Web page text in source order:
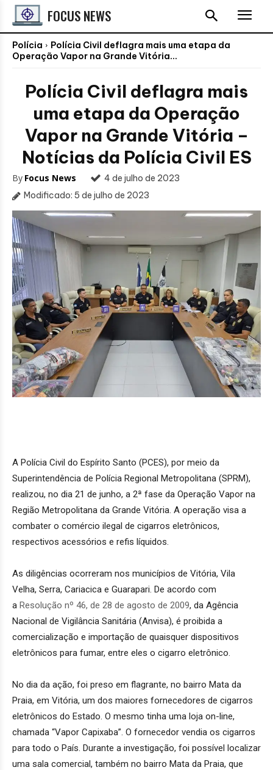
FOCUS NEWS
Polícia
Polícia Civil deflagra mais uma etapa da
Operação Vapor na Grande Vitória...
Polícia Civil deflagra mais
uma etapa da Operação
Vapor na Grande Vitória –
Notícias da Polícia Civil ES
By Focus News
4 de julho de 2023
Modificado: 5 de julho de 2023
A Polícia Civil do Espírito Santo (PCES), por meio da
Superintendência de Polícia Regional Metropolitana (SPRM),
realizou, no dia 21 de junho, a 2ª fase da Operação Vapor na
Região Metropolitana da Grande Vitória. A operação visa a
combater o comércio ilegal de cigarros eletrônicos,
respectivos acessórios e refis líquidos.
As diligências ocorreram nos municípios de Vitória, Vila
Velha, Serra, Cariacica e Guarapari. De acordo com
a Resolução nº 46, de 28 de agosto de 2009, da Agência
Nacional de Vigilância Sanitária (Anvisa), é proibida a
comercialização e importação de quaisquer dispositivos
eletrônicos para fumar, entre eles o cigarro eletrônico.
No dia da ação, foi preso em flagrante, no bairro Mata da
Praia, em Vitória, um dos maiores fornecedores de cigarros
eletrônicos do Estado. O mesmo tinha uma loja on-line,
chamada “Vapor Capixaba”. O fornecedor vendia os cigarros
para todo o País. Durante a investigação, foi possível localizar
uma sala comercial, também no bairro Mata da Praia, que